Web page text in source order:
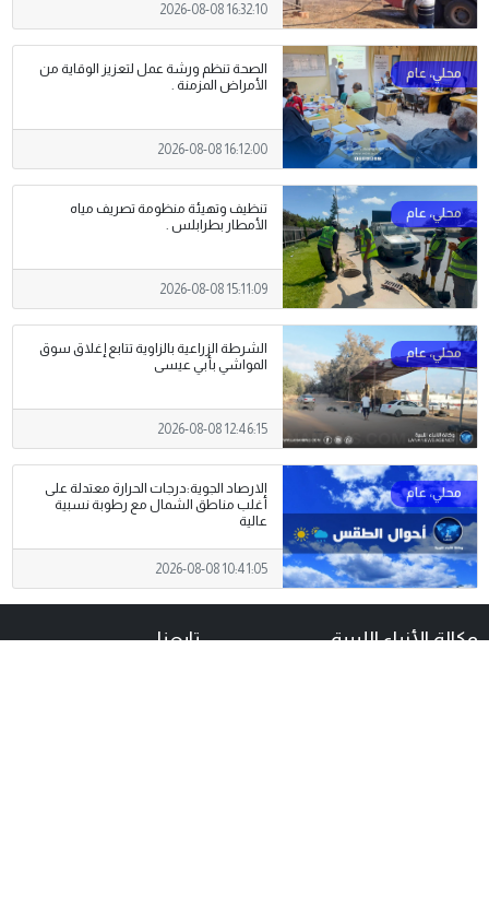
2026-08-08 16:32:10
الصحة تنظم ورشة عمل لتعزيز الوقاية من
الأمراض المزمنة .
2026-08-08 16:12:00
تنظيف وتهيئة منظومة تصريف مياه
الأمطار بطرابلس .
2026-08-08 15:11:09
الشرطة الزراعية بالزاوية تتابع إغلاق سوق
المواشي بأبي عيسى
2026-08-08 12:46:15
الارصاد الجوية:درجات الحرارة معتدلة على
أغلب مناطق الشمال مع رطوبة نسبية
عالية
2026-08-08 10:41:05
وكالة الأنباء الليبية تابعنا